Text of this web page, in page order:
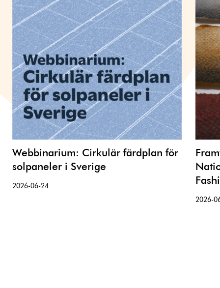
Webbinarium: Cirkulär färdplan för
solpaneler i Sverige
2026-06-24
2026-